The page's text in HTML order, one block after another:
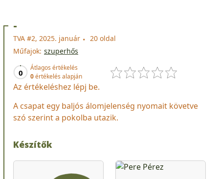
-
TVA #2, 2025. január
20 oldal
Műfajok: szuperhős
0
Átlagos értékelés
0értékelés alapján
Az értékeléshez lépj be.
A csapat egy baljós álomjelenség nyomait követve
szó szerint a pokolba utazik.
Készítők